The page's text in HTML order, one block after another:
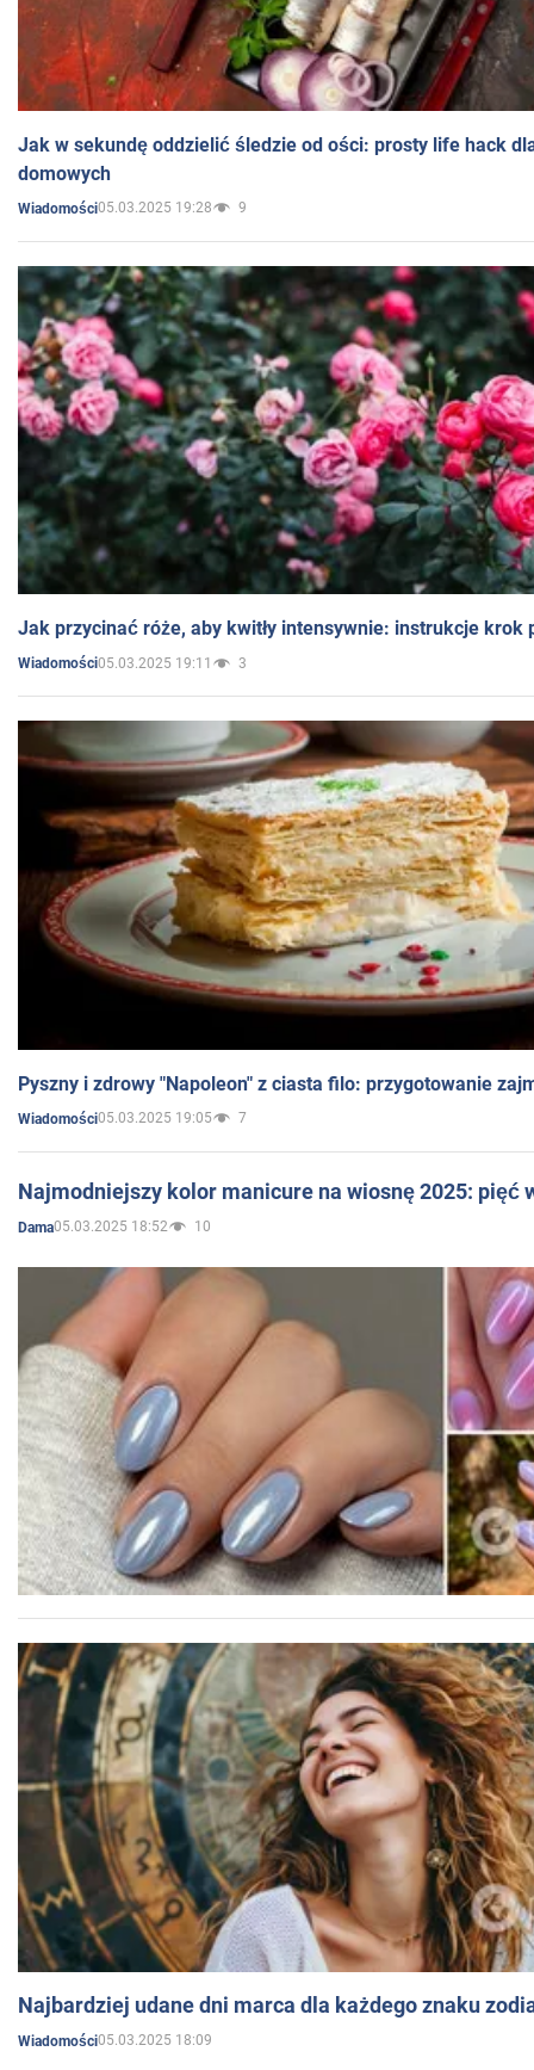
Jak w sekundę oddzielić śledzie od ości: prosty life hack
domowych
Wiadomości05.03.2025 19:28 9
Jak przycinać róże, aby kwitły intensywnie: instrukcje krok
Wiadomości05.03.2025 19:11 3
Pyszny i zdrowy "Napoleon" z ciasta filo: przygotowanie
Wiadomości05.03.2025 19:05 7
Najmodniejszy kolor manicure na wiosnę 2025: pięć
Dama05.03.2025 18:52 10
Najbardziej udane dni marca dla każdego znaku
Wiadomości05.03.2025 18:09